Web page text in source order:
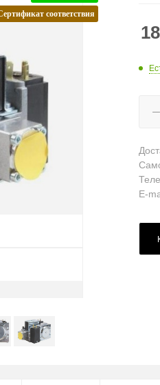
соответствия
E-